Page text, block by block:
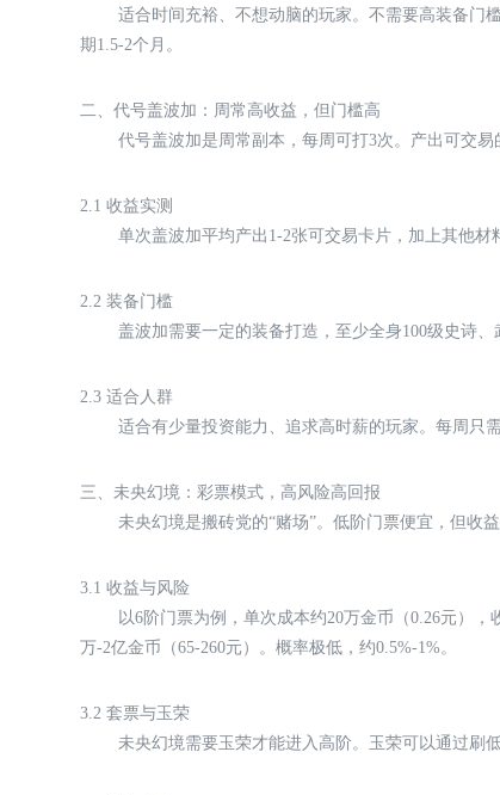
适合时间充裕、不想动脑的玩家。不需要高装备门
期1.5-2个月。
二、代号盖波加：周常高收益，但门槛高
代号盖波加是周常副本，每周可打3次。产出可交易
2.1 收益实测
单次盖波加平均产出1-2张可交易卡片，加上其他材
2.2 装备门槛
盖波加需要一定的装备打造，至少全身100级史诗
2.3 适合人群
适合有少量投资能力、追求高时薪的玩家。每周只
三、未央幻境：彩票模式，高风险高回报
未央幻境是搬砖党的“赌场”。低阶门票便宜，但收
3.1 收益与风险
以6阶门票为例，单次成本约20万金币（0.26元）
万-2亿金币（65-260元）。概率极低，约0.5%-1%。
3.2 套票与玉荣
未央幻境需要玉荣才能进入高阶。玉荣可以通过刷